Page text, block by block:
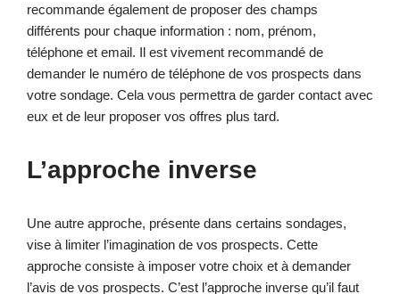
recommande également de proposer des champs
différents pour chaque information : nom, prénom,
téléphone et email. Il est vivement recommandé de
demander le numéro de téléphone de vos prospects dans
votre sondage. Cela vous permettra de garder contact avec
eux et de leur proposer vos offres plus tard.
L’approche inverse
Une autre approche, présente dans certains sondages,
vise à limiter l’imagination de vos prospects. Cette
approche consiste à imposer votre choix et à demander
l’avis de vos prospects. C’est l’approche inverse qu’il faut